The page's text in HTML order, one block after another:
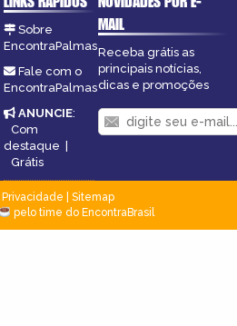
Sobre
EncontraPalmas
Fale com o
EncontraPalmas
ANUNCIE:
Com
destaque |
Grátis
MAIL
Receba grátis as
principais notícias,
dicas e promoções
Privacidade
Sitemap
pelo time do EncontraBrasil